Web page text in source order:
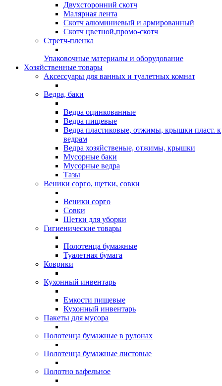
Двухсторонний скотч
Малярная лента
Скотч алюминиевый и армированный
Скотч цветной,промо-скотч
Стретч-пленка
Упаковочные материалы и оборудование
Хозяйственные товары
Аксессуары для ванных и туалетных комнат
Ведра, баки
Ведра оцинкованные
Ведра пищевые
Ведра пластиковые, отжимы, крышки пласт. к
ведрам
Ведра хозяйственые, отжимы, крышки
Мусорные баки
Мусорные ведра
Тазы
Веники сорго, щетки, совки
Веники сорго
Совки
Щетки для уборки
Гигиенические товары
Полотенца бумажные
Туалетная бумага
Коврики
Кухонный инвентарь
Емкости пищевые
Кухонный инвентарь
Пакеты для мусора
Полотенца бумажные в рулонах
Полотенца бумажные листовые
Полотно вафельное